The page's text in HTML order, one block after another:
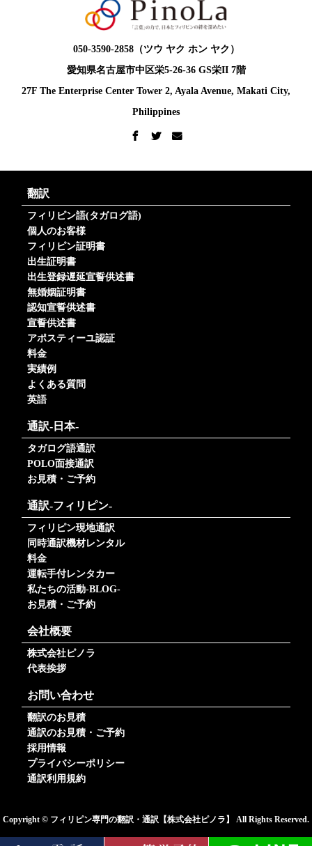
050-3590-2858（ツウ ヤク ホン ヤク）
愛知県名古屋市中区栄5-26-36 GS栄II 7階
27F The Enterprise Center Tower 2, Ayala Avenue, Makati City,
Philippines
翻訳
フィリピン語(タガログ語)
個人のお客様
フィリピン証明書
出生証明書
出生登録遅延宣誓供述書
無婚姻証明書
認知宣誓供述書
宣誓供述書
アポスティーユ認証
料金
実績例
よくある質問
英語
通訳-日本-
タガログ語通訳
POLO面接通訳
お見積・ご予約
通訳-フィリピン-
フィリピン現地通訳
同時通訳機材レンタル
料金
運転手付レンタカー
私たちの活動-BLOG-
お見積・ご予約
会社概要
株式会社ピノラ
代表挨拶
お問い合わせ
翻訳のお見積
通訳のお見積・ご予約
採用情報
プライバシーポリシー
通訳利用規約
Copyright © フィリピン専門の翻訳・通訳【株式会社ピノラ】 All Rights Reserved.